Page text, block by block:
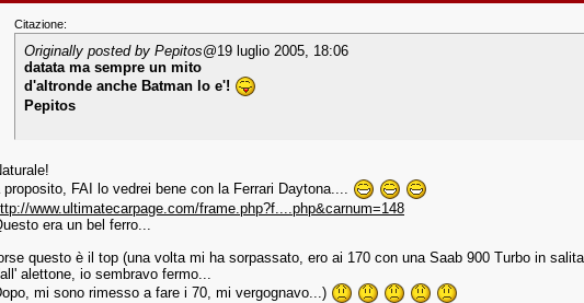
Citazione:
Originally posted by Pepitos@19 luglio 2005, 18:06
datata ma sempre un mito
d'altronde anche Batman lo e'!
Pepitos
proposito, FAI lo vedrei bene con la Ferrari Daytona....
www.ultimatecarpage.com/frame.php?f....php&carnum=148
era un bel ferro...
questo è il top (una volta mi ha sorpassato, ero ai 170 con una Saab 900 Turbo in
alettone, io sembravo fermo...
mi sono rimesso a fare i 70, mi vergognavo...)